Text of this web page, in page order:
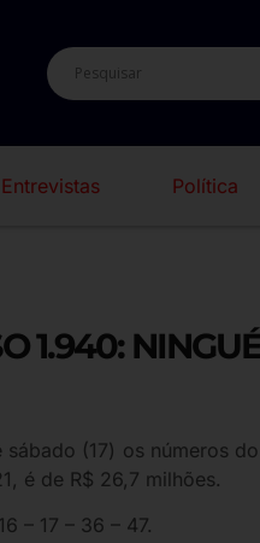
Entrevistas Política
1.940:
(17) os números
é de R$ 26,7 milhões.
– 17 – 36 – 47.